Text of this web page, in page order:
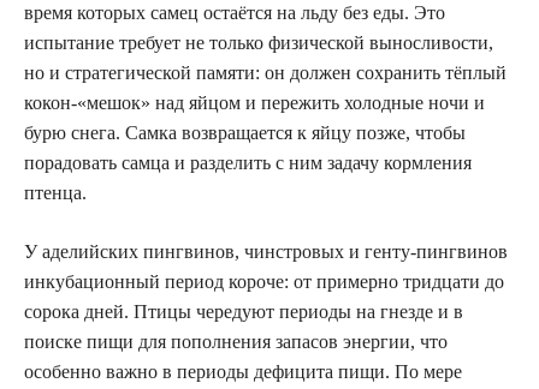
время которых самец остаётся на льду без еды. Это
испытание требует не только физической выносливости,
но и стратегической памяти: он должен сохранить тёплый
кокон-«мешок» над яйцом и пережить холодные ночи и
бурю снега. Самка возвращается к яйцу позже, чтобы
порадовать самца и разделить с ним задачу кормления
птенца.
У аделийских пингвинов, чинстровых и генту-пингвинов
инкубационный период короче: от примерно тридцати до
сорока дней. Птицы чередуют периоды на гнезде и в
поиске пищи для пополнения запасов энергии, что
особенно важно в периоды дефицита пищи. По мере